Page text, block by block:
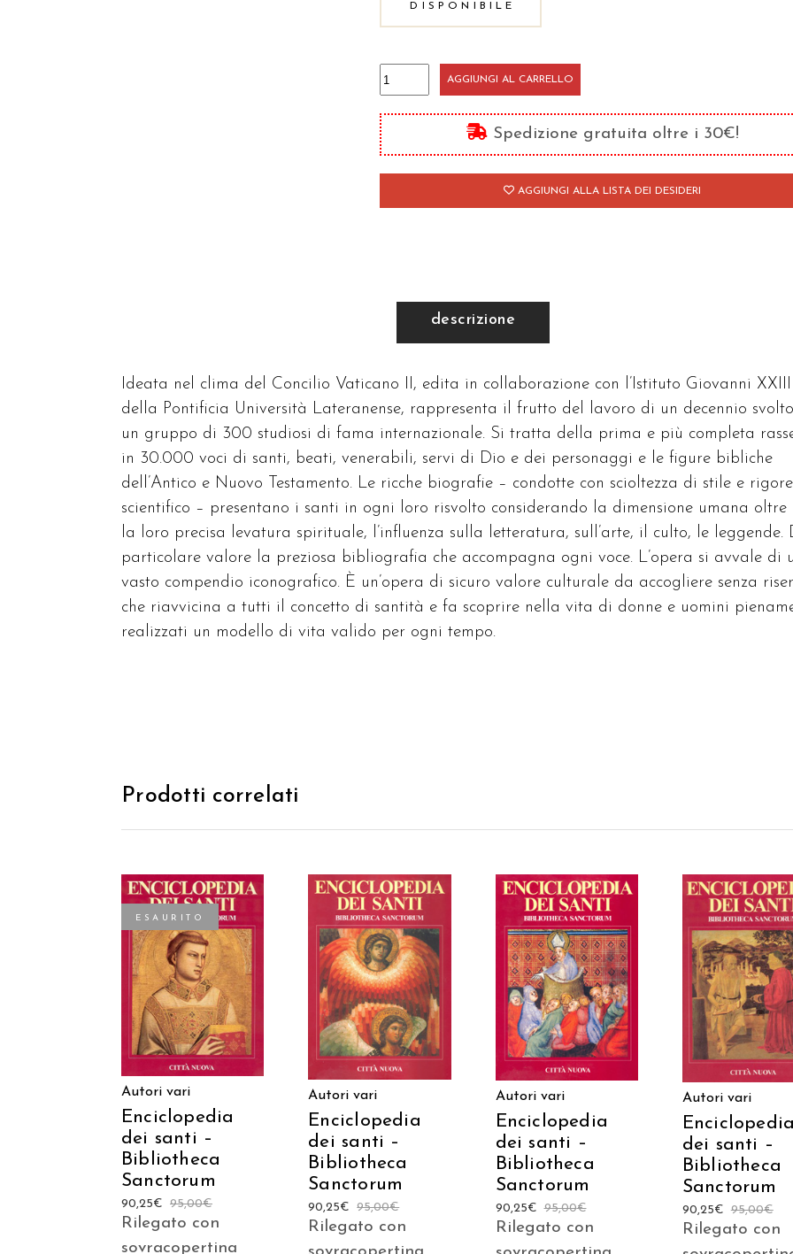
DISPONIBILE
Enciclopedia
dei
santi
-
Bibliotheca
AGGIUNGI AL CARRELLO
Spedizione gratuita oltre i 30€!
AGGIUNGI ALLA LISTA DEI DESIDERI
descrizione
Ideata nel clima del Concilio Vaticano II, edita in collaborazione con l’Istituto Giovanni XXIII
della Pontificia Università Lateranense, rappresenta il frutto del lavoro di un decennio
un gruppo di 300 studiosi di fama internazionale. Si tratta della prima e più completa
in 30.000 voci di santi, beati, venerabili, servi di Dio e dei personaggi e le figure bibliche
dell’Antico e Nuovo Testamento. Le ricche biografie – condotte con scioltezza di stile e rigore
scientifico – presentano i santi in ogni loro risvolto considerando la dimensione umana oltre
la loro precisa levatura spirituale, l’influenza sulla letteratura, sull’arte, il culto, le leggende.
particolare valore la preziosa bibliografia che accompagna ogni voce. L’opera si avvale di
vasto compendio iconografico. È un’opera di sicuro valore culturale da accogliere senza
che riavvicina a tutti il concetto di santità e fa scoprire nella vita di donne e uomini
realizzati un modello di vita valido per ogni tempo.
Prodotti correlati
ESAURITO
LEGGI TUTTO
Autori vari
Enciclopedia
dei santi –
Bibliotheca
Sanctorum
95,00€
90,25€
Rilegato con
sovracopertina
AGGIUNGI AL
CARRELLO
Autori vari
Enciclopedia
dei santi –
Bibliotheca
Sanctorum
95,00€
90,25€
Rilegato con
AGGIUNGI AL
CARRELLO
Autori vari
Enciclopedia
dei santi –
Bibliotheca
Sanctorum
95,00€
90,25€
Rilegato con
AGGIUNGI AL
CARRELLO
Autori vari
dei santi –
Bibliotheca
Sanctorum
95,00€
90,25€
Rilegato con